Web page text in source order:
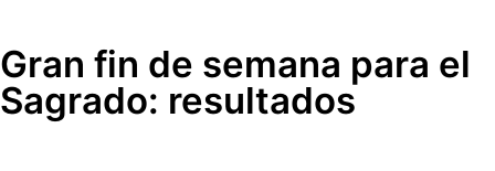
Gran fin de semana para el
Sagrado: resultados